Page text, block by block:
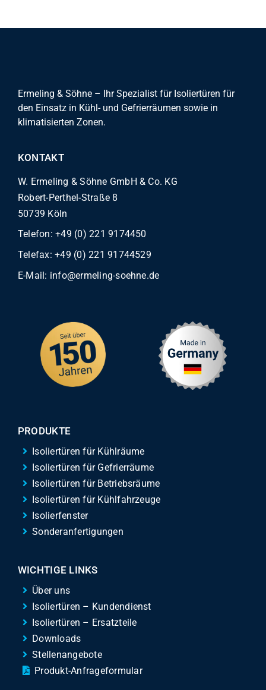
Ermeling & Söhne – Ihr Spezialist für Isoliertüren für
den Einsatz in Kühl- und Gefrierräumen sowie in
klimatisierten Zonen.
KONTAKT
W. Ermeling & Söhne GmbH & Co. KG
Robert-Perthel-Straße 8
50739 Köln
Telefon:+49 (0) 221 9174450
Telefax: +49 (0) 221 91744529
E-Mail: info@ermeling-soehne.de
PRODUKTE
Isoliertüren für Kühlräume
Isoliertüren für Gefrierräume
Isoliertüren für Betriebsräume
Isoliertüren für Kühlfahrzeuge
Isolierfenster
Sonderanfertigungen
WICHTIGE LINKS
Über uns
Isoliertüren – Kundendienst
Isoliertüren – Ersatzteile
Downloads
Stellenangebote
Produkt-Anfrageformular